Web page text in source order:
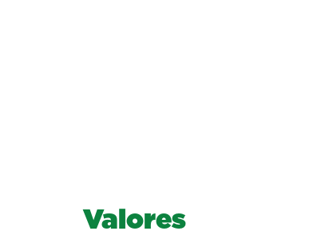
Valores